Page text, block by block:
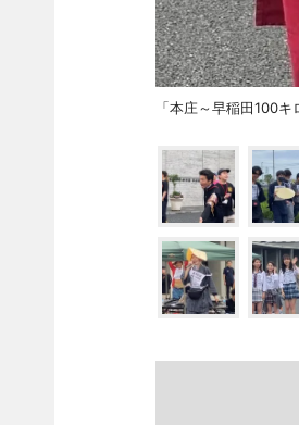
「本庄～早稲田100